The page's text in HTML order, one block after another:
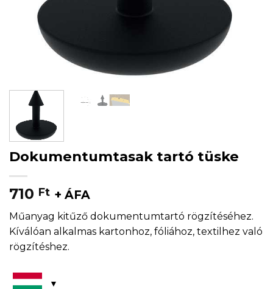
Dokumentumtasak tartó tüske
710 Ft + ÁFA
Műanyag kitűző dokumentumtartó rögzítéséhez.
Kíválóan alkalmas kartonhoz, fóliához, textilhez való
rögzítéshez.